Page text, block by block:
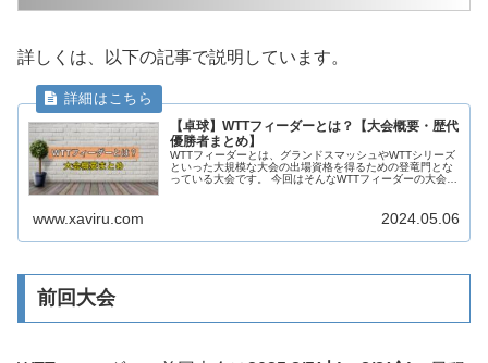
詳しくは、以下の記事で説明しています。
【卓球】WTTフィーダーとは？【大会概要・歴代
優勝者まとめ】
WTTフィーダーとは、グランドスマッシュやWTTシリーズ
といった大規模な大会の出場資格を得るための登竜門とな
っている大会です。 今回はそんなWTTフィーダーの大会概
www.xaviru.com 2024.05.06
前回大会